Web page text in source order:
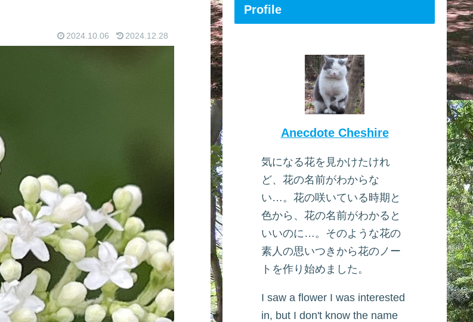
2024.10.06 2024.12.28
Profile
Anecdote Cheshire
気になる花を見かけたけれ
ど、花の名前がわからな
い…。花の咲いている時期と
色から、花の名前がわかると
いいのに…。そのような花の
素人の思いつきから花のノー
トを作り始めました。
I saw a flower I was interested
in, but I don't know the name